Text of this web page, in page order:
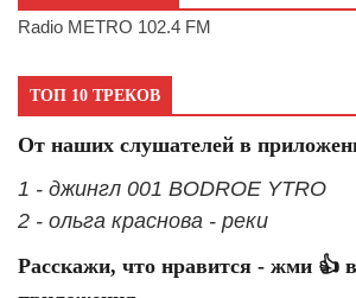
Radio METRO 102.4 FM
ТОП 10 ТРЕКОВ
От наших слушателей в
1 - джингл 001 BODROE YTRO
2 - ольга краснова - реки
Расскажи, что нравится - жми 👍